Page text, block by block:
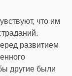
что им
развитием
другие были